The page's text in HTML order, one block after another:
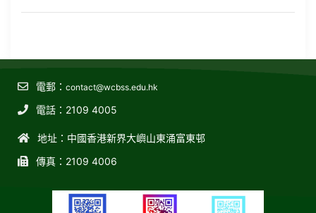
電郵： contact@wcbss.edu.hk
電話：2109 4005
地址：中國香港新界大嶼山東涌富東邨
傳真：2109 4006